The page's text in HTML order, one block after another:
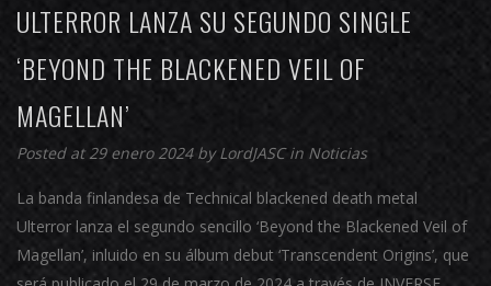
ULTERROR LANZA SU SEGUNDO SINGLE
‘BEYOND THE BLACKENED VEIL OF
MAGELLAN’
Posted at 29 enero 2024 byLordJASCin Noticias
La banda finlandesa de Technical blackened death metal
Ulterror lanza el segundo sencillo ‘Beyond the Blackened Veil of
Magellan’, inluido en su álbum debut ‘Transcendent Origins’, que